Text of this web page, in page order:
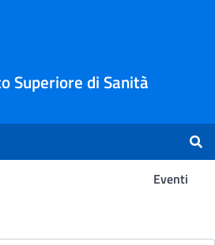
Superiore di Sanità
Eventi
Ricerca -